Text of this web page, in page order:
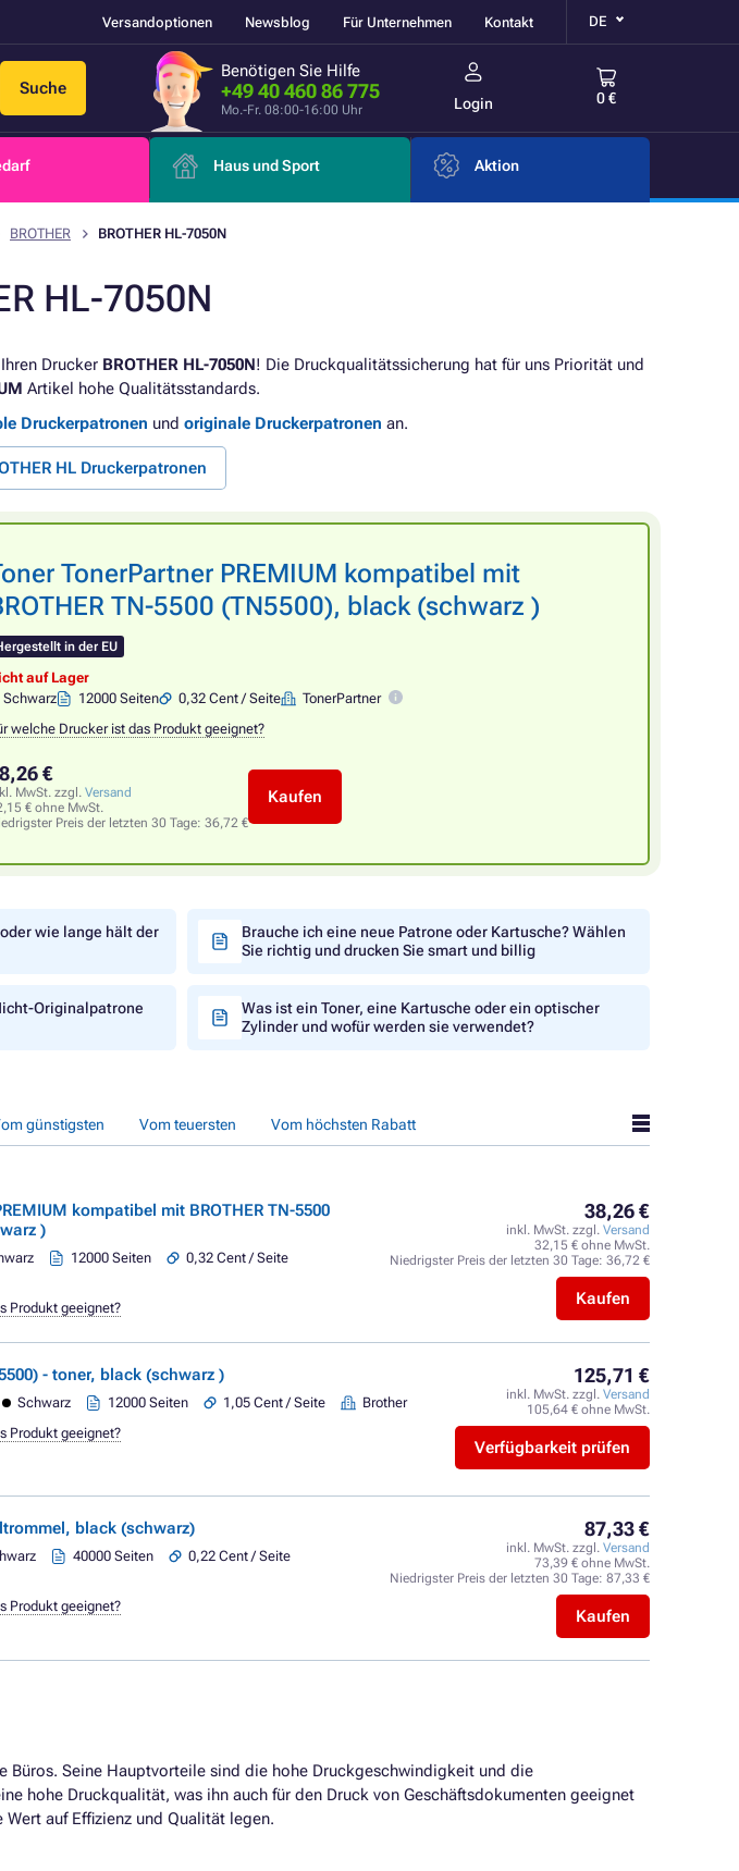
Versandoptionen Newsblog Für Unternehmen Kontakt DE
Suche
Benötigen Sie Hilfe
+49 40 460 86 775
Mo.-Fr. 08:00-16:00 Uhr Login 0 €
Haus und Sport Aktion
BROTHER BROTHER HL-7050N
HL-7050N
Drucker BROTHER HL-7050N! Die Druckqualitätssicherung hat für uns Priorität und
Artikel hohe Qualitätsstandards.
Druckerpatronen und originale Druckerpatronen an.
HL Druckerpatronen
TonerPartner PREMIUM kompatibel mit
TN-5500 (TN5500), black (schwarz )
in der EU
auf Lager
Schwarz
12000 Seiten 0,32 Cent / Seite
TonerPartner
welche Drucker ist das Produkt geeignet?
€
MwSt. zzgl. Versand
€ ohne MwSt.
Preis der letzten 30 Tage: 36,72 €
Kaufen
wie lange hält der
Brauche ich eine neue Patrone oder Kartusche? Wählen
Sie richtig und drucken Sie smart und billig
Originalpatrone
Was ist ein Toner, eine Kartusche oder ein optischer
Zylinder und wofür werden sie verwendet?
günstigsten Vom teuersten Vom höchsten Rabatt
kompatibel mit BROTHER TN-5500
)
12000 Seiten
0,32 Cent / Seite
38,26 €
inkl. MwSt. zzgl. Versand
32,15 € ohne MwSt.
Niedrigster Preis der letzten 30 Tage: 36,72 €
Kaufen
Produkt geeignet?
- toner, black (schwarz )
Schwarz 12000 Seiten 1,05 Cent / Seite Brother
125,71 €
inkl. MwSt. zzgl. Versand
105,64 € ohne MwSt.
Verfügbarkeit prüfen
Produkt geeignet?
black (schwarz)
40000 Seiten
0,22 Cent / Seite
87,33 €
inkl. MwSt. zzgl. Versand
73,39 € ohne MwSt.
Niedrigster Preis der letzten 30 Tage: 87,33 €
Kaufen
Produkt geeignet?
Seine Hauptvorteile sind die hohe Druckgeschwindigkeit und die
hohe Druckqualität, was ihn auch für den Druck von Geschäftsdokumenten geeignet
auf Effizienz und Qualität legen.